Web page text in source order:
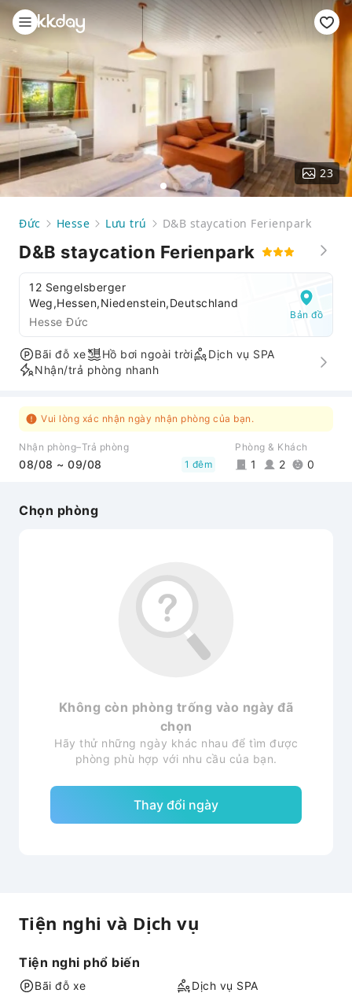
23
Đức Hesse Lưu trú D&B staycation Ferienpark
D&B staycation Ferienpark
12 Sengelsberger
Weg,Hessen,Niedenstein,Deutschland
Hesse Đức
Bản đồ
Bãi đỗ xe Hồ bơi ngoài trời
Dịch vụ SPA
Nhận/trả phòng nhanh
Vui lòng xác nhận ngày nhận phòng của bạn.
Nhận phòng–Trả phòng
08/08 ~ 09/08 1 đêm
Phòng & Khách
1 2 0
Chọn phòng
Không còn phòng trống vào ngày đã
chọn
Hãy thử những ngày khác nhau để tìm được
phòng phù hợp với nhu cầu của bạn.
Thay đổi ngày
Tiện nghi và Dịch vụ
Tiện nghi phổ biến
Bãi đỗ xe
Dịch vụ SPA